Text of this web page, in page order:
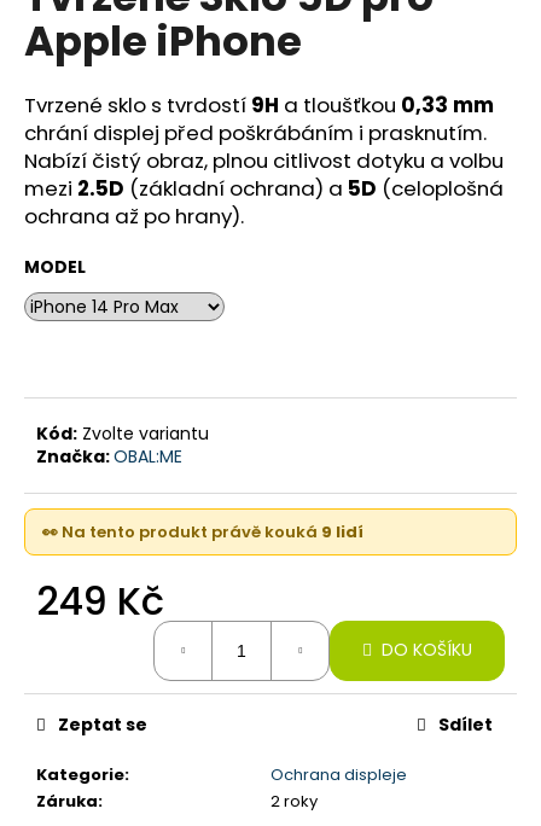
0,0
z
hvězdiček.
Apple iPhone
Tvrzené sklo s tvrdostí 9H a tloušťkou 0,33 mm
chrání displej před poškrábáním i prasknutím.
Nabízí čistý obraz, plnou citlivost dotyku a volbu
mezi 2.5D (základní ochrana) a 5D (celoplošná
ochrana až po hrany).
MODEL
Kód: Zvolte variantu
Značka:OBAL:ME
👀 Na tento produkt právě kouká 9 lidí
249 Kč
DO KOŠÍKU
Kategorie:
Ochrana displeje
Záruka: 2 roky
Zeptat se Sdílet
a
j
í
t
?
p
o
r
u
č
16
PRO,
128GB,